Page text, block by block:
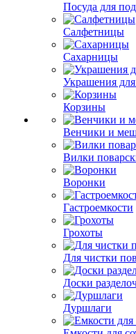
Посуда для
Салфетницы
Сахарницы
Украшения для
Корзины
Венчики и
Вилки
Воронки
Гастроемкости
Грохоты
Для чистки
Доски
Дуршлаги